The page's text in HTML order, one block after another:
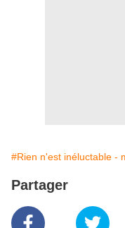
#Rien n'est inéluctable -
Partager